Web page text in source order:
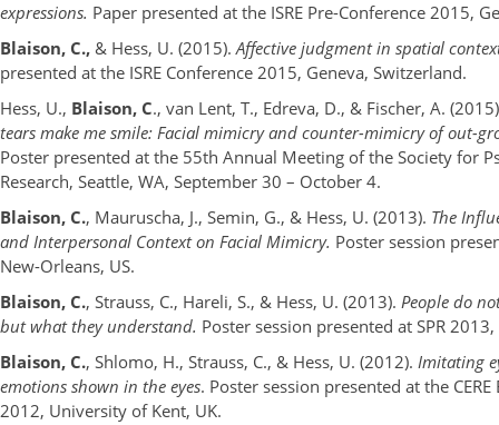
expressions. Paper presented at the ISRE Pre-Conference 2015,
Blaison, C., & Hess, U. (2015).Affective judgment in spatial
presented at the ISRE Conference 2015, Geneva, Switzerland.
Hess, U., Blaison, C., van Lent, T., Edreva, D., & Fischer, A.
tears make me smile: Facial mimicry and counter-mimicry of out-
Poster presented at the 55th Annual Meeting of the Society for
Research, Seattle, WA, September 30 – October 4.
Blaison, C., Mauruscha, J., Semin, G., & Hess, U. (2013). The
and Interpersonal Context on Facial Mimicry. Poster session
New-Orleans, US.
Blaison, C., Strauss, C., Hareli, S., & Hess, U. (2013). People do
but what they understand. Poster session presented at SPR
Blaison, C., Shlomo, H., Strauss, C., & Hess, U. (2012). Imitating
emotions shown in the eyes. Poster session presented at the
2012, University of Kent, UK.